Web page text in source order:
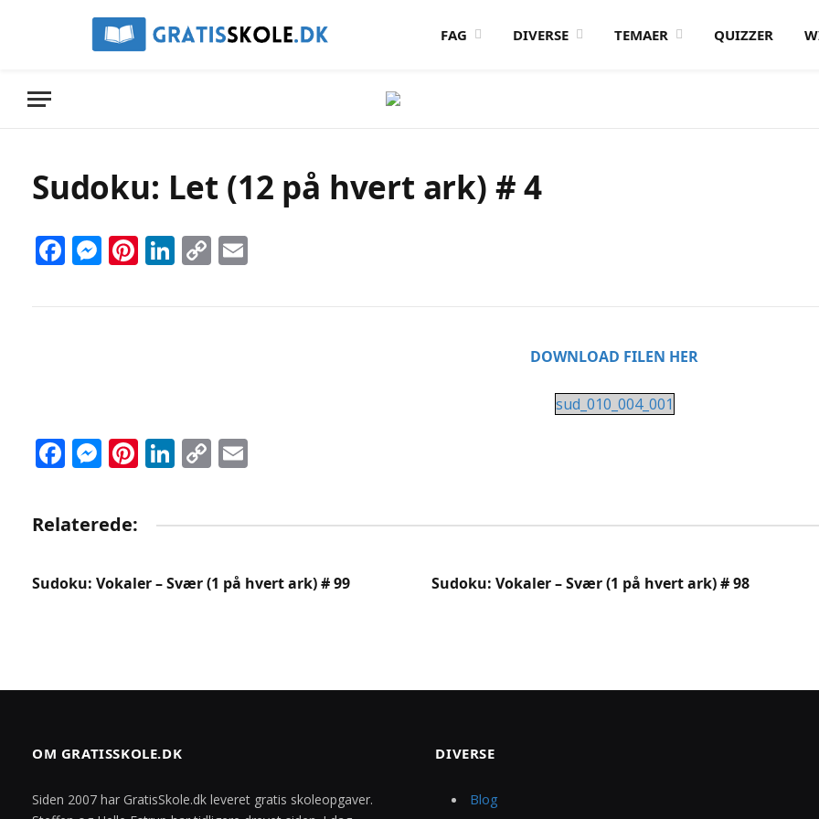
FAG DIVERSE TEMAER QUIZZER
Sudoku: Let (12 på hvert ark) # 4
Facebook
Messenger
Pinterest
LinkedIn
Copy
DOWNLOAD FILEN HER
sud_010_004_001
Facebook
Messenger
Pinterest
LinkedIn
Copy
Relaterede:
Sudoku: Vokaler – Svær (1 på hvert ark) # 99 Sudoku: Vokaler – Svær (1 på hvert ark) # 98
OM GRATISSKOLE.DK
Siden 2007 har GratisSkole.dk leveret gratis skoleopgaver.
DIVERSE
Blog